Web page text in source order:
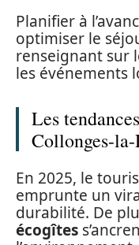
Planifier à
optimiser le
renseignant sur
les événements
Les
Collonges-la-
En 2025, le
emprunte un
durabilité. De
écogîtes